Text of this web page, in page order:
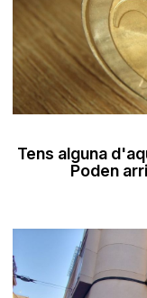
Tens alguna
Poden